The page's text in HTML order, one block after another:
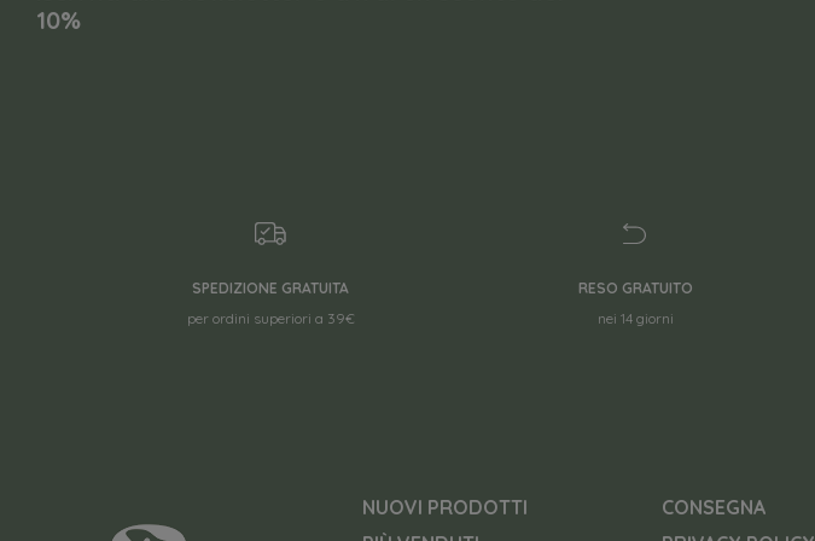
10%
SPEDIZIONE GRATUITA
per ordini superiori a 39€
RESO GRATUITO
nei 14 giorni
NUOVI PRODOTTI
CONSEGNA